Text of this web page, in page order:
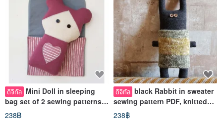
ดิจิทัล Mini Doll in sleeping
bag set of 2 sewing patterns
pdf, digital tutorial PDF
238฿
ดิจิทัล black Rabbit in sweater
sewing pattern PDF, knitted
pattern, 2 Digital tutorials
238฿